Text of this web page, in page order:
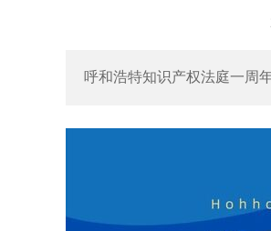
呼和浩特知识产权法庭一周